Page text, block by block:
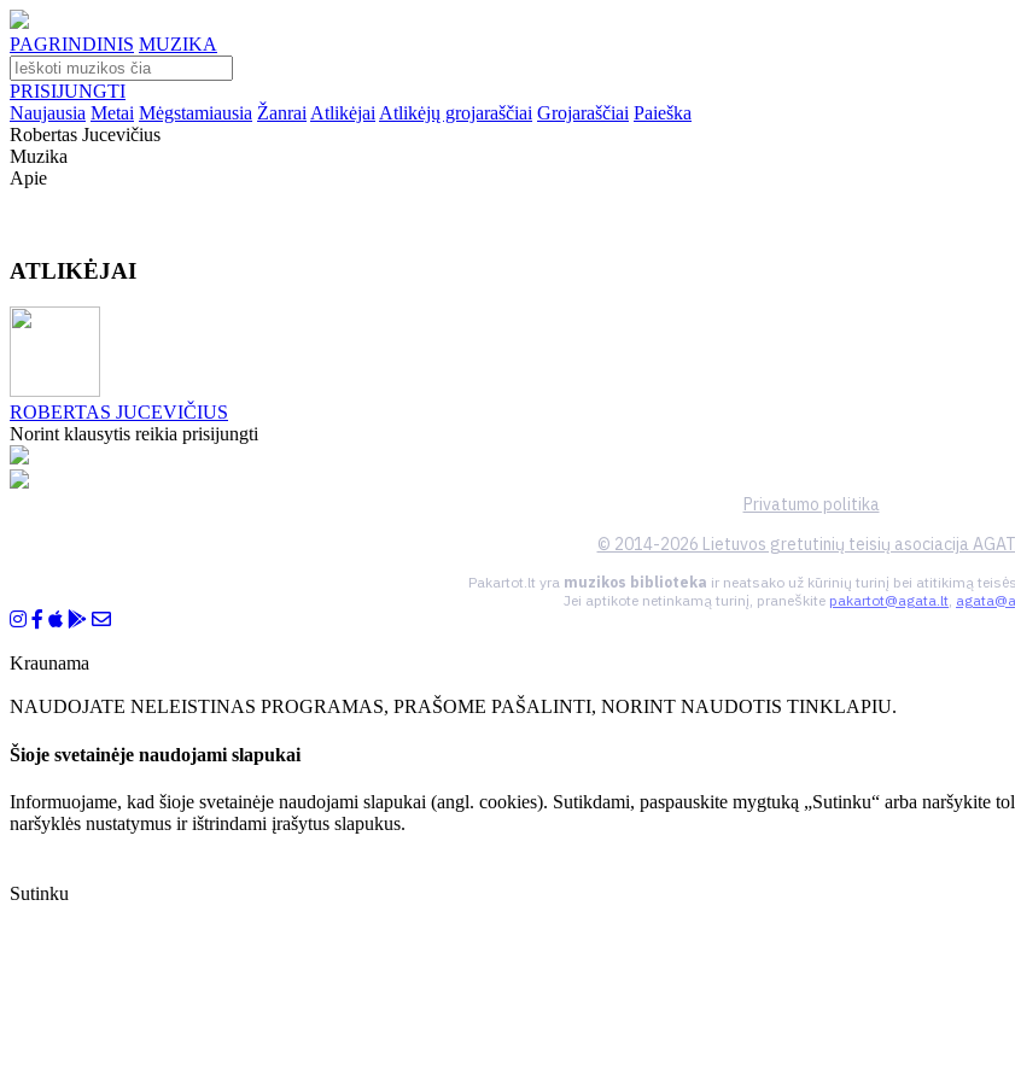
PAGRINDINIS MUZIKA
PRISIJUNGTI
Naujausia Metai Mėgstamiausia Žanrai Atlikėjai Atlikėjų grojaraščiai Grojaraščiai Paieška
Robertas Jucevičius
Muzika
Apie
ATLIKĖJAI
ROBERTAS JUCEVIČIUS
Norint klausytis reikia prisijungti
Privatumo politika
© 2014-2026 Lietuvos gretutinių teisių asociacija
Pakartot.lt yra muzikos biblioteka ir neatsako už kūrinių turinį bei atitikimą
Jei aptikote netinkamą turinį, praneškite pakartot@agata.lt,
Kraunama
NAUDOJATE NELEISTINAS PROGRAMAS, PRAŠOME PAŠALINTI, NORINT NAUDOTIS TINKLAPIU.
Šioje svetainėje naudojami slapukai
Informuojame, kad šioje svetainėje naudojami slapukai (angl. cookies). Sutikdami, paspauskite mygtuką „Sutinku“ arba naršykite
naršyklės nustatymus ir ištrindami įrašytus slapukus.
Sutinku